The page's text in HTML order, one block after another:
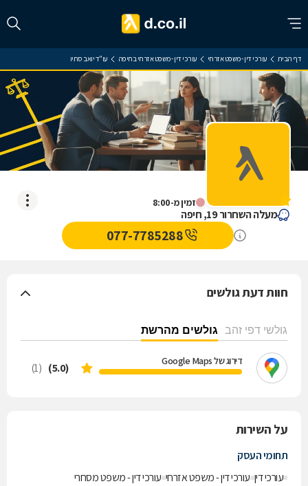
דף הבית עורכי דין - משפט אזרחי עורכי דין - משפט אזרחי בחיפה עו"ד יואב סתיו
זמין מ-8:00
עו"ד יואב סתיו
מעלה השחרור 19, חיפה
077-7785288
חוות דעת גולשים
גולשי דפי זהב גולשים מהרשת
דירוג של Google Maps (5.0)
(1)
על השירות
תחומי העסק
עורכי דין עורכי דין - משפט אזרחי עורכי דין - משפט מסחרי